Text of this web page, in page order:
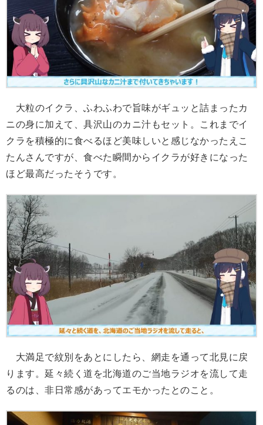
大粒のイクラ、ふわふわで旨味がギュッと詰まったカ
ニの身に加えて、具沢山のカニ汁もセット。これまでイ
クラを積極的に食べるほど美味しいと感じなかったえこ
たんさんですが、食べた瞬間からイクラが好きになった
ほど最高だったそうです。
大満足で紋別をあとにしたら、網走を通って北見に戻
ります。延々続く道を北海道のご当地ラジオを流して走
るのは、非日常感があってエモかったとのこと。